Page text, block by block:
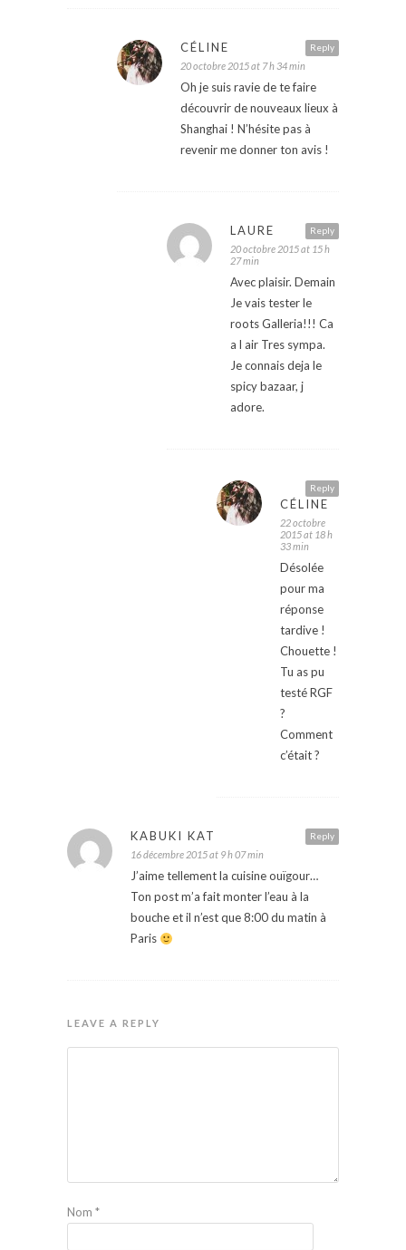
Reply
CÉLINE
20 octobre 2015 at 7 h 34 min
Oh je suis ravie de te faire
découvrir de nouveaux lieux à
Shanghai ! N’hésite pas à
revenir me donner ton avis !
Reply
LAURE
20 octobre 2015 at 15 h
27 min
Avec plaisir. Demain
Je vais tester le
roots Galleria!!! Ca
a l air Tres sympa.
Je connais deja le
spicy bazaar, j
adore.
Reply
CÉLINE
22 octobre
2015 at 18 h
33 min
Désolée
pour ma
réponse
tardive !
Chouette !
Tu as pu
testé RGF
?
Comment
c’était ?
Reply
KABUKI KAT
16 décembre 2015 at 9 h 07 min
J’aime tellement la cuisine ouïgour…
Ton post m’a fait monter l’eau à la
bouche et il n’est que 8:00 du matin à
Paris
LEAVE A REPLY
Nom *